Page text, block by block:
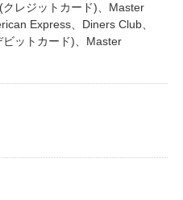
レジットカード)、Master
Express、Diners Club、
ットカード)、Master